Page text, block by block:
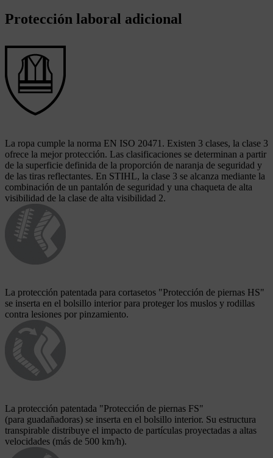
Protección laboral adicional
La ropa cumple la norma EN ISO 20471. Existen 3 clases, la clase 3
ofrece la mejor protección. Las clasificaciones se determinan a partir
de la superficie definida de la proporción de naranja de seguridad y
de las tiras reflectantes. En STIHL, la clase 3 se alcanza mediante la
combinación de un pantalón de seguridad y una chaqueta de alta
visibilidad de la clase de alta visibilidad 2.
La protección patentada para cortasetos "Protección de piernas HS"
se inserta en el bolsillo interior para proteger los muslos y rodillas
contra lesiones por pinzamiento.
La protección patentada "Protección de piernas FS"
(para guadañadoras) se inserta en el bolsillo interior. Su estructura
transpirable distribuye el impacto de partículas proyectadas a altas
velocidades (más de 500 km/h).